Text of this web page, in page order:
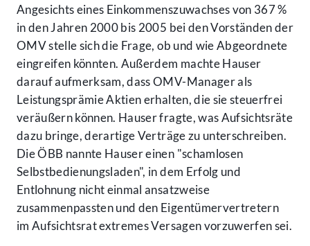
Angesichts eines Einkommenszuwachses von 367 %
in den Jahren 2000 bis 2005 bei den Vorständen der
OMV stelle sich die Frage, ob und wie Abgeordnete
eingreifen könnten. Außerdem machte Hauser
darauf aufmerksam, dass OMV-Manager als
Leistungsprämie Aktien erhalten, die sie steuerfrei
veräußern können. Hauser fragte, was Aufsichtsräte
dazu bringe, derartige Verträge zu unterschreiben.
Die ÖBB nannte Hauser einen "schamlosen
Selbstbedienungsladen", in dem Erfolg und
Entlohnung nicht einmal ansatzweise
zusammenpassten und den Eigentümervertretern
im Aufsichtsrat extremes Versagen vorzuwerfen sei.